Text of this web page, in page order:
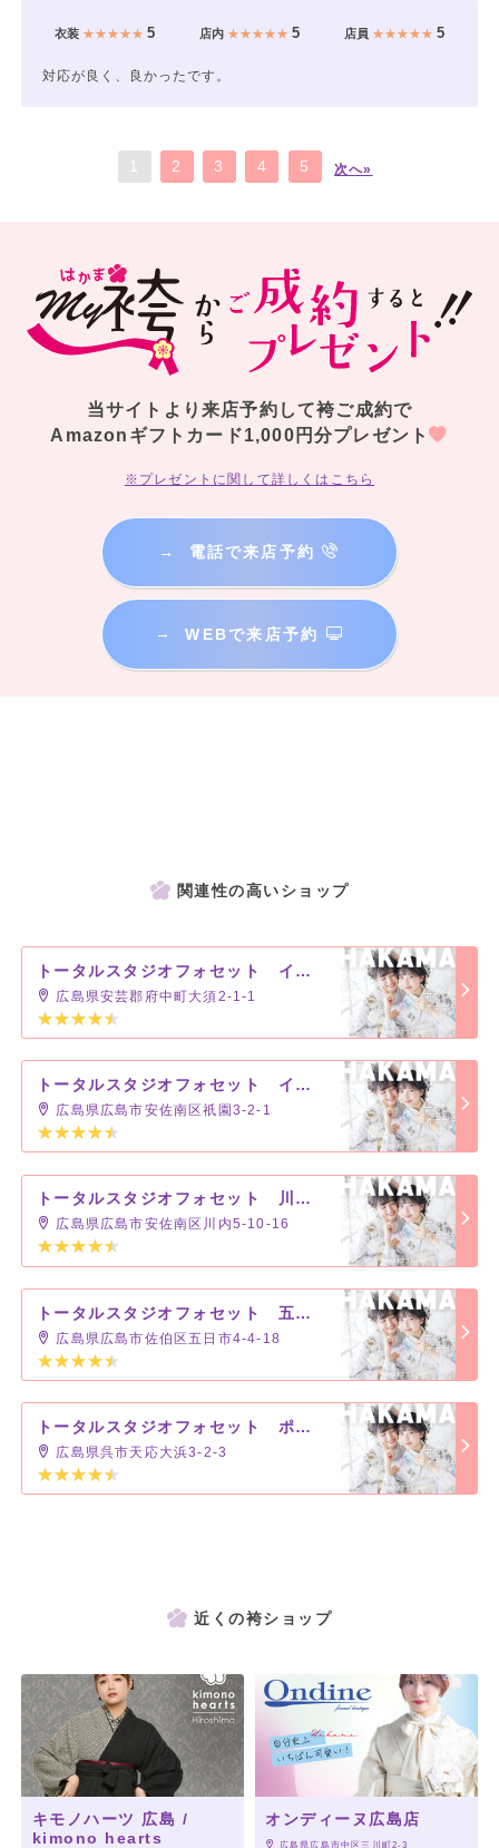
衣装★★★★★ 5 店内★★★★★ 5 店員 ★★★★★5
対応が良く、良かったです。
2 3 4 5 次へ»
当サイトより来店予約して袴ご成約で
Amazonギフトカード1,000円分プレゼント
※プレゼントに関して詳しくはこちら
→ 電話で来店予約
→ WEBで来店予約
関連性の高いショップ
トータルスタジオフォセット イオンモール広島府中店
広島県安芸郡府中町大須2-1-1
トータルスタジオフォセット イオンモール広島祇園店
広島県広島市安佐南区祇園3-2-1
トータルスタジオフォセット 川内店
広島県広島市安佐南区川内5-10-16
トータルスタジオフォセット 五日市コイン通り店
広島県広島市佐伯区五日市4-4-18
トータルスタジオフォセット ポートピアパーク店
広島県呉市天応大浜3-2-3
近くの袴ショップ
キモノハーツ 広島 /
kimono hearts
オンディーヌ広島店
広島県広島市中区三川町2-3